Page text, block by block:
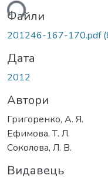
Файли
201246-167-170.pdf
Дата
2012
Автори
Григоренко, А. Я.
Ефимова, Т. Л.
Соколова, Л. В.
Видавець